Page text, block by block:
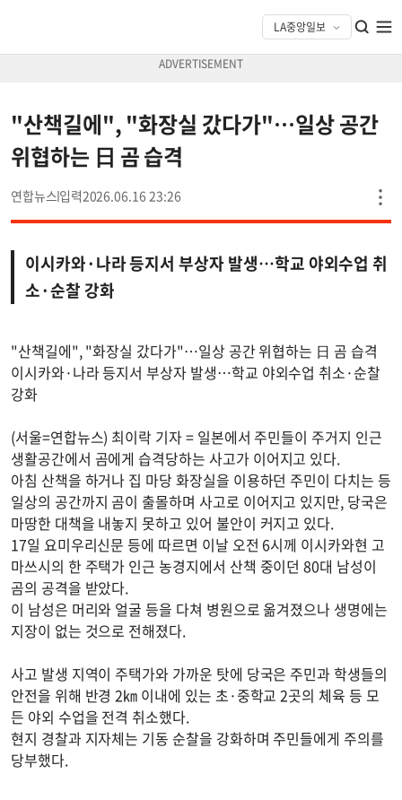
"산책길에", "화장실 갔다가"…일상 공간
위협하는 日 곰 습격
연합뉴스 2026.06.16 23:26
이시카와·나라 등지서 부상자 발생…학교 야외수업 취
소·순찰 강화
"산책길에", "화장실 갔다가"…일상 공간 위협하는 日 곰 습격
이시카와·나라 등지서 부상자 발생…학교 야외수업 취소·순찰
강화
(서울=연합뉴스) 최이락 기자 = 일본에서 주민들이 주거지 인근
생활공간에서 곰에게 습격당하는 사고가 이어지고 있다.
아침 산책을 하거나 집 마당 화장실을 이용하던 주민이 다치는 등
일상의 공간까지 곰이 출몰하며 사고로 이어지고 있지만, 당국은
마땅한 대책을 내놓지 못하고 있어 불안이 커지고 있다.
17일 요미우리신문 등에 따르면 이날 오전 6시께 이시카와현 고
마쓰시의 한 주택가 인근 농경지에서 산책 중이던 80대 남성이
곰의 공격을 받았다.
이 남성은 머리와 얼굴 등을 다쳐 병원으로 옮겨졌으나 생명에는
지장이 없는 것으로 전해졌다.
사고 발생 지역이 주택가와 가까운 탓에 당국은 주민과 학생들의
안전을 위해 반경 2㎞ 이내에 있는 초·중학교 2곳의 체육 등 모
든 야외 수업을 전격 취소했다.
현지 경찰과 지자체는 기동 순찰을 강화하며 주민들에게 주의를
당부했다.